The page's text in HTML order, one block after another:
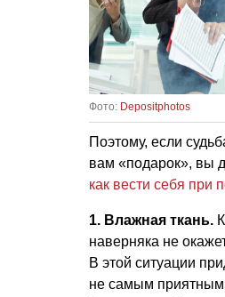
Фото: Depositphotos
Поэтому, если
вам «подарок», вы
как вести себя при
1. Влажная ткань.
наверняка не
В этой ситуации
не самым приятным